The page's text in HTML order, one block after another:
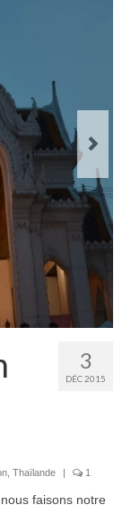
3
DÉC 2015
Thaïlande | 1
faisons notre